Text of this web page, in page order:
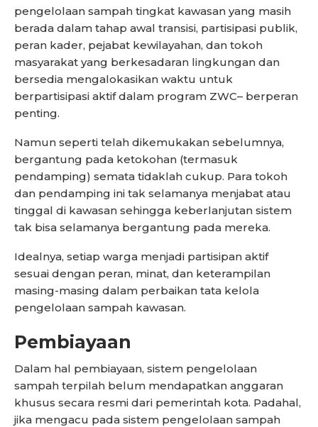
pengelolaan sampah tingkat kawasan yang masih
berada dalam tahap awal transisi, partisipasi publik,
peran kader, pejabat kewilayahan, dan tokoh
masyarakat yang berkesadaran lingkungan dan
bersedia mengalokasikan waktu untuk
berpartisipasi aktif dalam program ZWC– berperan
penting.
Namun seperti telah dikemukakan sebelumnya,
bergantung pada ketokohan (termasuk
pendamping) semata tidaklah cukup. Para tokoh
dan pendamping ini tak selamanya menjabat atau
tinggal di kawasan sehingga keberlanjutan sistem
tak bisa selamanya bergantung pada mereka.
Idealnya, setiap warga menjadi partisipan aktif
sesuai dengan peran, minat, dan keterampilan
masing-masing dalam perbaikan tata kelola
pengelolaan sampah kawasan.
Pembiayaan
Dalam hal pembiayaan, sistem pengelolaan
sampah terpilah belum mendapatkan anggaran
khusus secara resmi dari pemerintah kota. Padahal,
jika mengacu pada sistem pengelolaan sampah